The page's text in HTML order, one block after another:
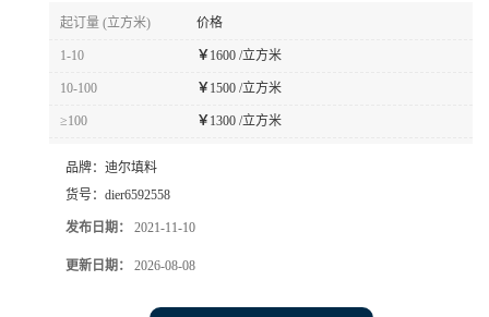
起订量 (立方米) 价格
1-10 ￥1600 /立方米
10-100 ￥1500 /立方米
≥100 ￥1300 /立方米
品牌： 迪尔填料
货号： dier6592558
发布日期： 2021-11-10
更新日期： 2026-08-08